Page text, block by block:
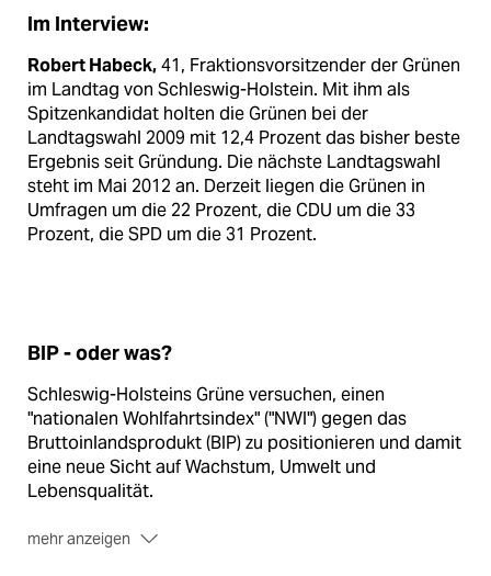
Im Interview:
Robert Habeck,41, Fraktionsvorsitzender der Grünen
im Landtag von Schleswig-Holstein. Mit ihm als
Spitzenkandidat holten die Grünen bei der
Landtagswahl 2009 mit 12,4 Prozent das bisher beste
Ergebnis seit Gründung. Die nächste Landtagswahl
steht im Mai 2012 an. Derzeit liegen die Grünen in
Umfragen um die 22 Prozent, die CDU um die 33
Prozent, die SPD um die 31 Prozent.
BIP - oder was?
Schleswig-Holsteins Grüne versuchen, einen
"nationalen Wohlfahrtsindex" ("NWI") gegen das
Bruttoinlandsprodukt (BIP) zu positionieren und damit
eine neue Sicht auf Wachstum, Umwelt und
Lebensqualität.
mehr anzeigen